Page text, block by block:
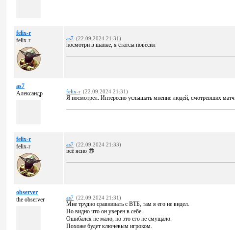
felix-r
felix-r
as7 (22.09.2024 21:31)
посмотри в шапке, я статсы повесил
as7
Александр
felix-r (22.09.2024 21:31)
Я посмотрел. Интересно услышать мнение людей, смотревших матч.
felix-r
felix-r
as7 (22.09.2024 21:33)
всё ясно 😎
observer
the observer
as7 (22.09.2024 21:31)
Мне трудно сравнивать с ВТБ, там я его не видел.
Но видно что он уверен в себе.
Ошибался не мало, но это его не смущало.
Похоже будет ключевым игроком.